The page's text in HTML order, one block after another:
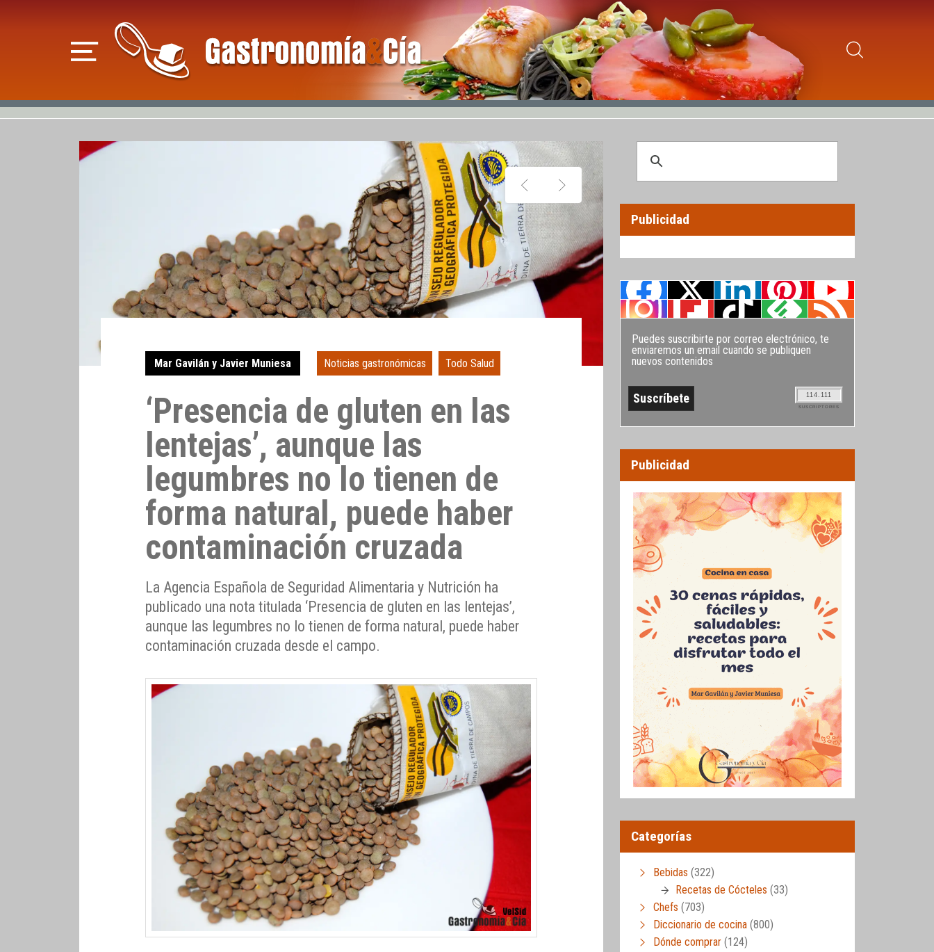
Mar Gavilán y Javier Muniesa Noticias gastronómicas Todo Salud
‘Presencia de gluten en las
lentejas’, aunque las
legumbres no lo tienen de
forma natural, puede haber
contaminación cruzada
La Agencia Española de Seguridad Alimentaria y Nutrición ha
publicado una nota titulada ‘Presencia de gluten en las lentejas’,
aunque las legumbres no lo tienen de forma natural, puede haber
contaminación cruzada desde el campo.
Publicidad
Puedes suscribirte por correo electrónico, te
enviaremos un email cuando se publiquen
nuevos contenidos
114.111
SUSCRIPTORES
Publicidad
Categorías
Bebidas (322)
Recetas de Cócteles (33)
Chefs (703)
Diccionario de cocina (800)
Dónde comprar (124)